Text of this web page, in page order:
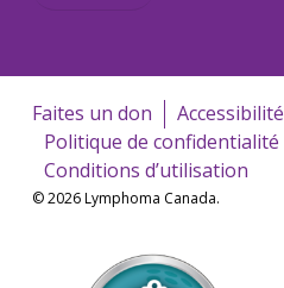
Faites un don
Accessibilité
Politique de confidentialité
Conditions d’utilisation
© 2026 Lymphoma Canada.